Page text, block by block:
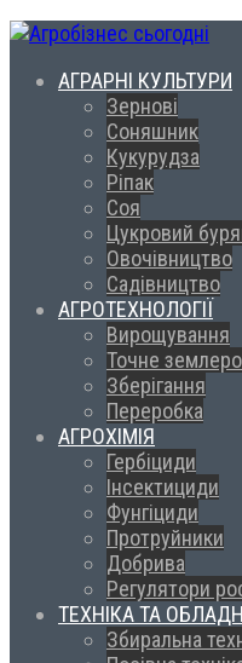
АГРАРНІ КУЛЬТУРИ
Зернові
Соняшник
Кукурудза
Ріпак
Соя
Цукровий
Овочівництво
Садівництво
АГРОТЕХНОЛОГІЇ
Вирощування
Точне
Зберігання
Переробка
АГРОХІМІЯ
Гербіциди
Інсектициди
Фунгіциди
Протруйники
Добрива
Регулятори
ТЕХНІКА ТА
Збиральна